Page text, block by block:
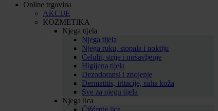
Online trgovina
AKCIJE
KOZMETIKA
Njega tijela
Njega tijela
Njega ruku, stopala i noktiju
Celulit, strije i mršavljenje
Higijena tijela
Dezodoransi i znojenje
Dermatitis, iritacije, suha koža
Sve za njegu tijela
Njega lica
Čišćenje lica